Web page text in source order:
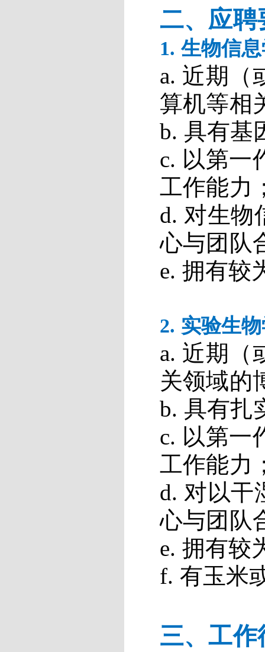
二、应聘
1. 生物信
a. 近期（
算机等相
b. 具有基
c. 以第一
工作能力
d. 对生物
心与团队
e. 拥有较
2. 实验生
a. 近期（
关领域的
b. 具有扎
c. 以第一
工作能力
d. 对以干
心与团队
e. 拥有较
f. 有玉米
三、工作